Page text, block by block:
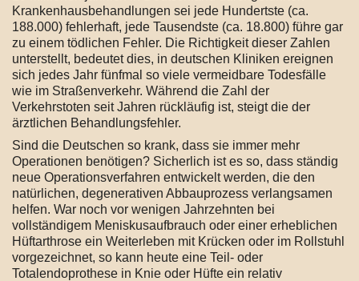
Krankenhausbehandlungen sei jede Hundertste (ca.
188.000) fehlerhaft, jede Tausendste (ca. 18.800) führe gar
zu einem tödlichen Fehler. Die Richtigkeit dieser Zahlen
unterstellt, bedeutet dies, in deutschen Kliniken ereignen
sich jedes Jahr fünfmal so viele vermeidbare Todesfälle
wie im Straßenverkehr. Während die Zahl der
Verkehrstoten seit Jahren rückläufig ist, steigt die der
ärztlichen Behandlungsfehler.
Sind die Deutschen so krank, dass sie immer mehr
Operationen benötigen? Sicherlich ist es so, dass ständig
neue Operationsverfahren entwickelt werden, die den
natürlichen, degenerativen Abbauprozess verlangsamen
helfen. War noch vor wenigen Jahrzehnten bei
vollständigem Meniskusaufbrauch oder einer erheblichen
Hüftarthrose ein Weiterleben mit Krücken oder im Rollstuhl
vorgezeichnet, so kann heute eine Teil- oder
Totalendoprothese in Knie oder Hüfte ein relativ